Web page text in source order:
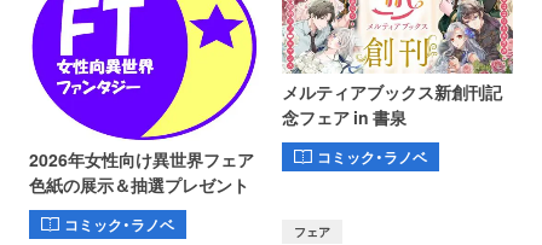
2026年女性向け異世界フェア
色紙の展示＆抽選プレゼント
コミック・ラノベ
メルティアブックス新創刊記
念フェア in 書泉
コミック・ラノベ
フェア